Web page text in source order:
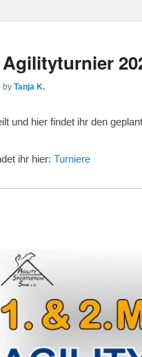
by Tanja K.
und hier findet ihr den
ihr hier: Turniere